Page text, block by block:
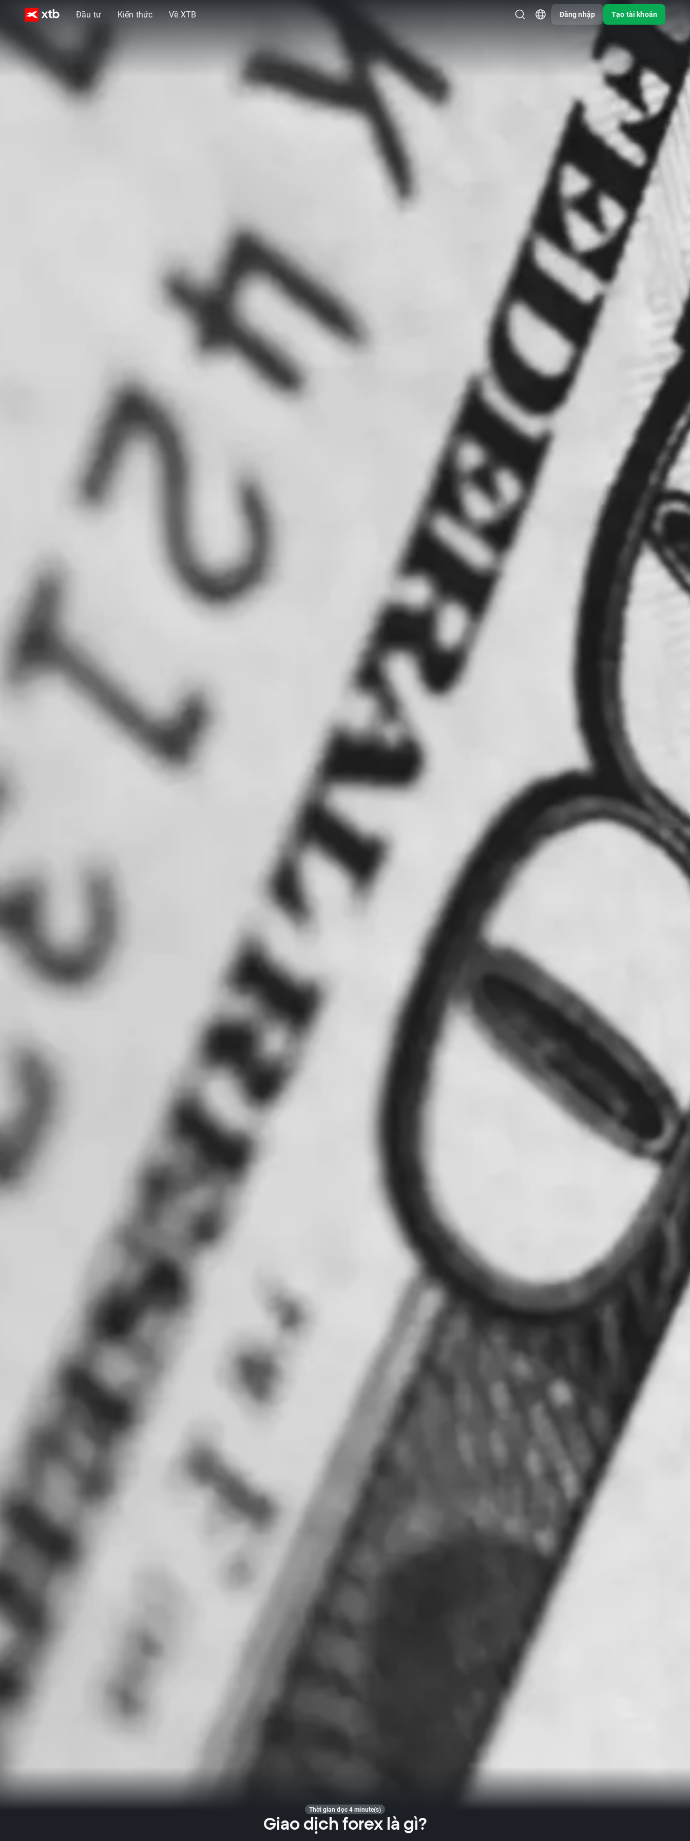
Đầu tư Kiến thức Về XTB Đăng nhập Tạo tài khoản
Thời gian đọc 4 minute(s)
Giao dịch forex là gì?